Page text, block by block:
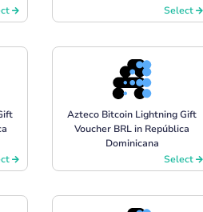
Select
Azteco Bitcoin Lightning Gift
Voucher BRL in República
Dominicana
Select